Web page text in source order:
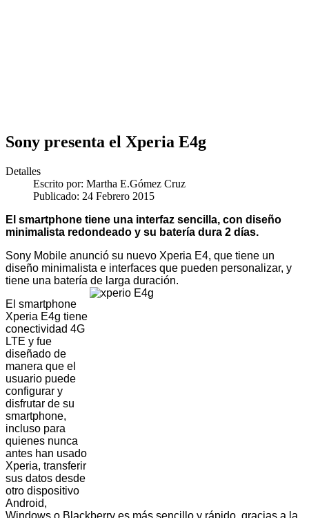
Sony presenta el Xperia E4g
Detalles
Escrito por: Martha E.Gómez Cruz
Publicado: 24 Febrero 2015
El smartphone tiene una interfaz sencilla, con diseño
minimalista redondeado y su batería dura 2 días.
Sony Mobile anunció su nuevo Xperia E4, que tiene un
diseño minimalista e interfaces que pueden personalizar, y
tiene una batería de larga duración.
El smartphone
Xperia E4g tiene
conectividad 4G
LTE y fue
diseñado de
manera que el
usuario puede
configurar y
disfrutar de su
smartphone,
incluso para
quienes nunca
antes han usado
Xperia, transferir
sus datos desde
otro dispositivo
Android,
Windows o Blackberry es más sencillo y rápido, gracias a la